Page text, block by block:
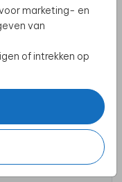
marketing- en
van
of intrekken op